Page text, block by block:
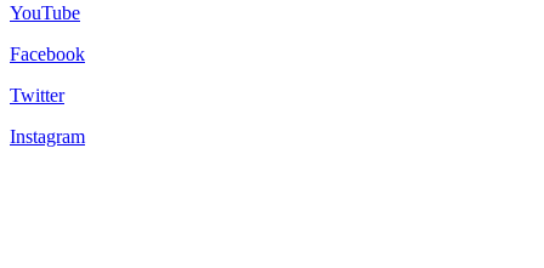
YouTube
Facebook
Twitter
Instagram